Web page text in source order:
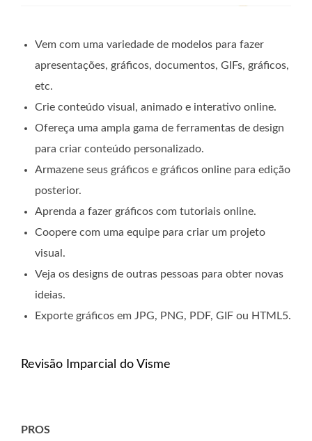
Vem com uma variedade de modelos para fazer
apresentações, gráficos, documentos, GIFs, gráficos,
etc.
Crie conteúdo visual, animado e interativo online.
Ofereça uma ampla gama de ferramentas de design
para criar conteúdo personalizado.
Armazene seus gráficos e gráficos online para edição
posterior.
Aprenda a fazer gráficos com tutoriais online.
Coopere com uma equipe para criar um projeto
visual.
Veja os designs de outras pessoas para obter novas
ideias.
Exporte gráficos em JPG, PNG, PDF, GIF ou HTML5.
Revisão Imparcial do Visme
PROS